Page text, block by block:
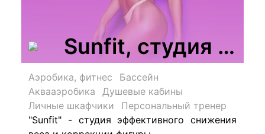
Sunfit, студия
Аэробика, фитнес
Бассейн
Аквааэробика
Душевые кабины
Личные шкафчики
Персональный тренер
"Sunfit" - студия эффективного снижения